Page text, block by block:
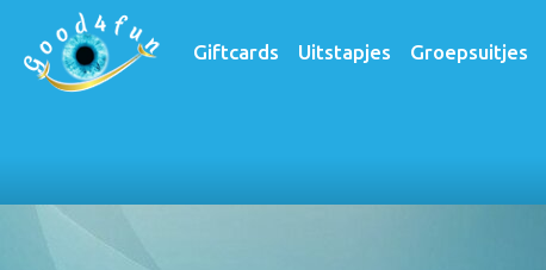
Giftcards Uitstapjes Groepsuitjes